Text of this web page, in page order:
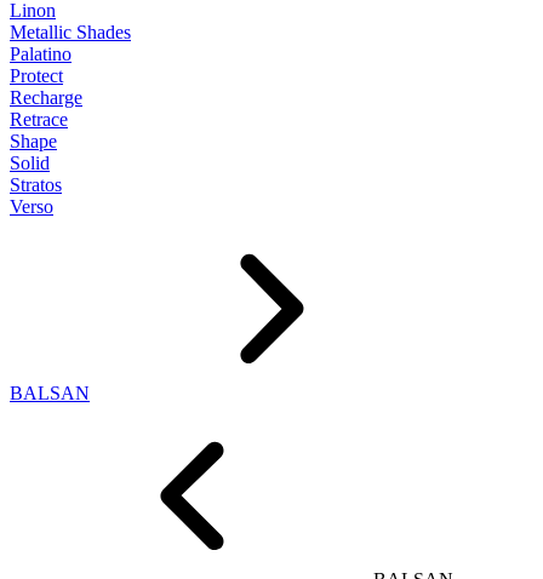
Linon
Metallic Shades
Palatino
Protect
Recharge
Retrace
Shape
Solid
Stratos
Verso
BALSAN